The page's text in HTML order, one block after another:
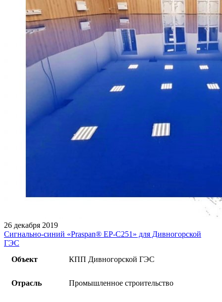
26 декабря 2019
Сигнально-синий «Praspan® ЕP-C251» для Дивногорской
ГЭС
Объект
КПП Дивногорской ГЭС
Отрасль Промышленное строительство